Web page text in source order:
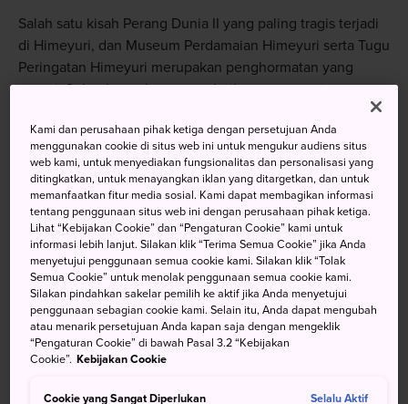
Salah satu kisah Perang Dunia II yang paling tragis terjadi
di Himeyuri, dan Museum Perdamaian Himeyuri serta Tugu
Peringatan Himeyuri merupakan penghormatan yang
sesuai. Sebuah gua kuno penuh tikungan menuju pusat
bumi dengan jarak bermil-mil yang juga berfungsi sebagai
pengingat yang memilukan tentang masa lalu Jepang
modern. Terdapat banyak hal yang bisa dilihat dan
direnungkan di sini.
Jangan Lewatkan
Pelajari tentang Okinawa selama masa Perang
Dunia ke-2 di Museum Peringatan Perdamaian
Himeyuri.
Kami dan perusahaan pihak ketiga dengan persetujuan Anda
menggunakan cookie di situs web ini untuk mengukur audiens situs
web kami, untuk menyediakan fungsionalitas dan personalisasi yang
ditingkatkan, untuk menayangkan iklan yang ditargetkan, dan untuk
memanfaatkan fitur media sosial. Kami dapat membagikan informasi
tentang penggunaan situs web ini dengan perusahaan pihak ketiga.
Lihat “Kebijakan Cookie” dan “Pengaturan Cookie” kami untuk
informasi lebih lanjut. Silakan klik “Terima Semua Cookie” jika Anda
menyetujui penggunaan semua cookie kami. Silakan klik “Tolak
Semua Cookie” untuk menolak penggunaan semua cookie kami.
Silakan pindahkan sakelar pemilih ke aktif jika Anda menyetujui
penggunaan sebagian cookie kami. Selain itu, Anda dapat mengubah
atau menarik persetujuan Anda kapan saja dengan mengeklik
“Pengaturan Cookie” di bawah Pasal 3.2 “Kebijakan
Cookie”. Kebijakan Cookie
Cookie yang Sangat Diperlukan Selalu Aktif